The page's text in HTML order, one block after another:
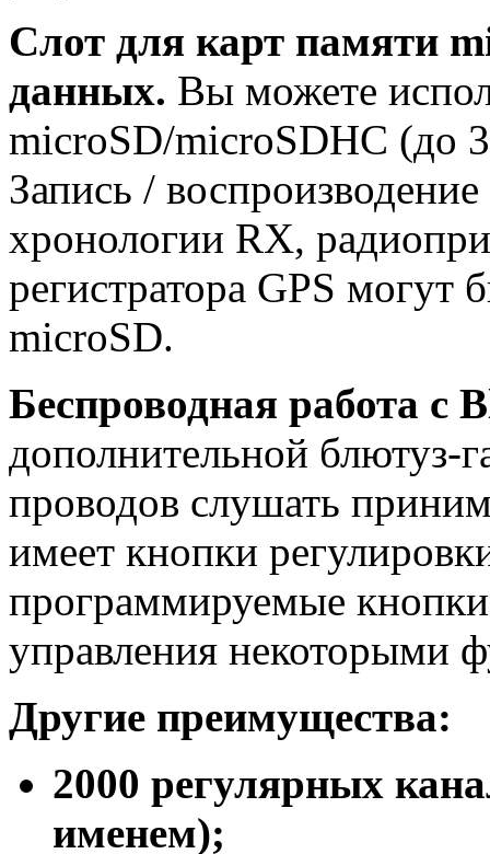
Слот для карт памяти
данных. Вы можете
microSD/microSDHC (до
Запись /
хронологии RX,
регистратора GPS могут
microSD.
Беспроводная работа с
дополнительной блютуз-
проводов слушать
имеет кнопки
программируемые
управления некоторыми
Другие преимущества:
2000 регулярных
именем);